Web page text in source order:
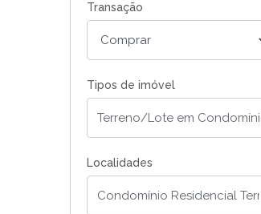
Transação
Tipos de imóvel
Localidades